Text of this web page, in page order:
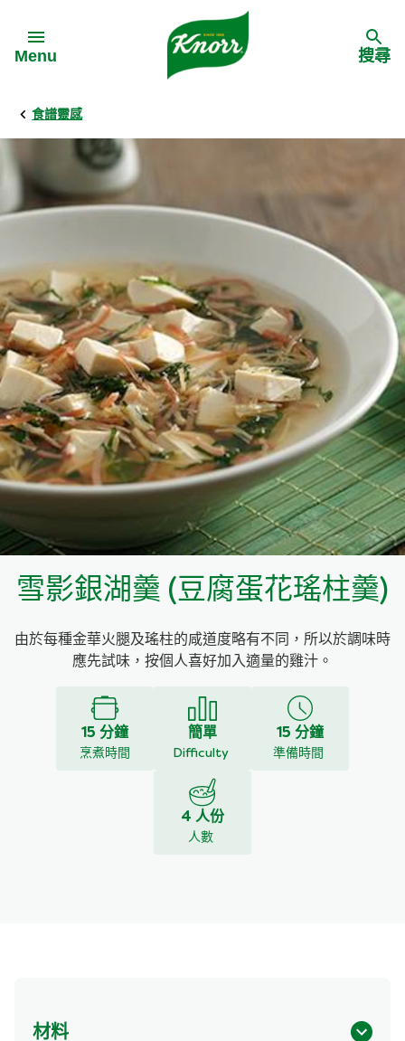
Menu
Back
食譜靈感
料理食材
料理方式
季節節慶
多國料理
料理種類
Back
家樂牌產品
家樂牌純鮮雞粉
家樂牌雞粉
家樂牌鮮菇粉
家樂牌濃湯寶
家樂牌雞汁
家樂牌快熟通心粉
家樂牌鮮露
家樂牌鷹粟粉
家樂牌雞湯粒
家樂牌純鮮清雞湯
Back
主頁
背景
甚麼是愛環境食材
愛環境食材名單
愛環境食材食譜
愛環境食材篩選條件
搜尋
食譜靈感
雪影銀湖羹 (豆腐蛋花瑤柱羹)
由於每種金華火腿及瑤柱的咸道度略有不同，所以於調味時
應先試味，按個人喜好加入適量的雞汁。
15 分鐘
烹煮時間
簡單
Difficulty
15 分鐘
準備時間
4 人份
人數
材料